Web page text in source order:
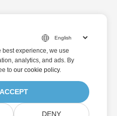
best experience, we use
analytics, and ads. By
to our cookie policy.
ACCEPT
DENY